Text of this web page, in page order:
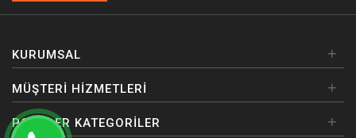
KURUMSAL +
MÜŞTERI HIZMETLERI +
POPÜLER KATEGORILER +